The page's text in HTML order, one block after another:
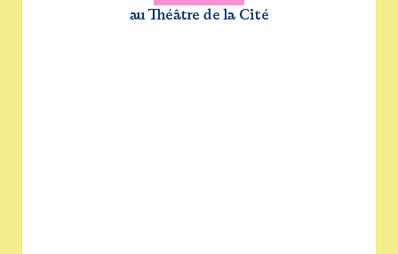
au Théâtre de la Cité